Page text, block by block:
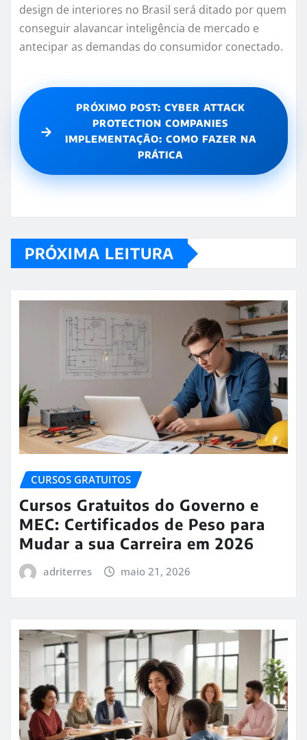
design de interiores no Brasil será ditado por quem
conseguir alavancar inteligência de mercado e
antecipar as demandas do consumidor conectado.
→
PRÓXIMO POST: CYBER ATTACK
PROTECTION COMPANIES
IMPLEMENTAÇÃO: COMO FAZER NA
PRÁTICA
PRÓXIMA LEITURA
CURSOS GRATUITOS
Cursos Gratuitos do Governo e
MEC: Certificados de Peso para
Mudar a sua Carreira em 2026
adriterres maio 21, 2026